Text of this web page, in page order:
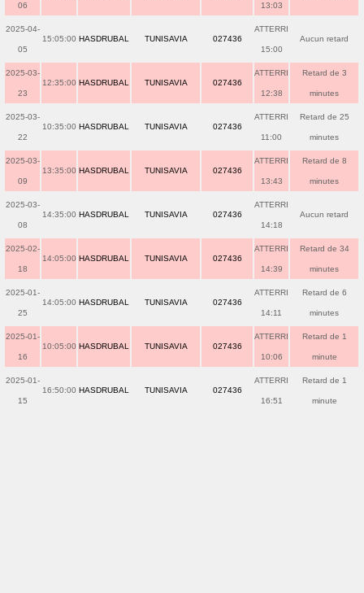
06 13:03
2025-04-
05
15:05:00 HASDRUBAL TUNISAVIA 027436
ATTERRI
15:00
Aucun retard
2025-03-
23
12:35:00 HASDRUBAL TUNISAVIA 027436
ATTERRI
12:38
Retard de 3
minutes
2025-03-
22
10:35:00 HASDRUBAL TUNISAVIA 027436
ATTERRI
11:00
Retard de 25
minutes
2025-03-
09
13:35:00 HASDRUBAL TUNISAVIA 027436
ATTERRI
13:43
Retard de 8
minutes
2025-03-
08
14:35:00 HASDRUBAL TUNISAVIA 027436
ATTERRI
14:18
Aucun retard
2025-02-
18
14:05:00 HASDRUBAL TUNISAVIA 027436
ATTERRI
14:39
Retard de 34
minutes
2025-01-
25
14:05:00 HASDRUBAL TUNISAVIA 027436
ATTERRI
14:11
Retard de 6
minutes
2025-01-
16
10:05:00 HASDRUBAL TUNISAVIA 027436
ATTERRI
10:06
Retard de 1
minute
2025-01-
15
16:50:00 HASDRUBAL TUNISAVIA 027436
ATTERRI
16:51
Retard de 1
minute